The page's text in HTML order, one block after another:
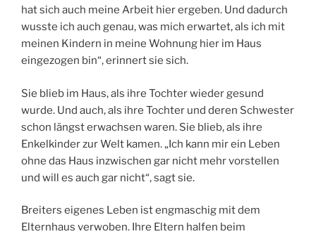
hat sich auch meine Arbeit hier ergeben. Und dadurch
wusste ich auch genau, was mich erwartet, als ich mit
meinen Kindern in meine Wohnung hier im Haus
eingezogen bin“, erinnert sie sich.
Sie blieb im Haus, als ihre Tochter wieder gesund
wurde. Und auch, als ihre Tochter und deren Schwester
schon längst erwachsen waren. Sie blieb, als ihre
Enkelkinder zur Welt kamen. „Ich kann mir ein Leben
ohne das Haus inzwischen gar nicht mehr vorstellen
und will es auch gar nicht“, sagt sie.
Breiters eigenes Leben ist engmaschig mit dem
Elternhaus verwoben. Ihre Eltern halfen beim